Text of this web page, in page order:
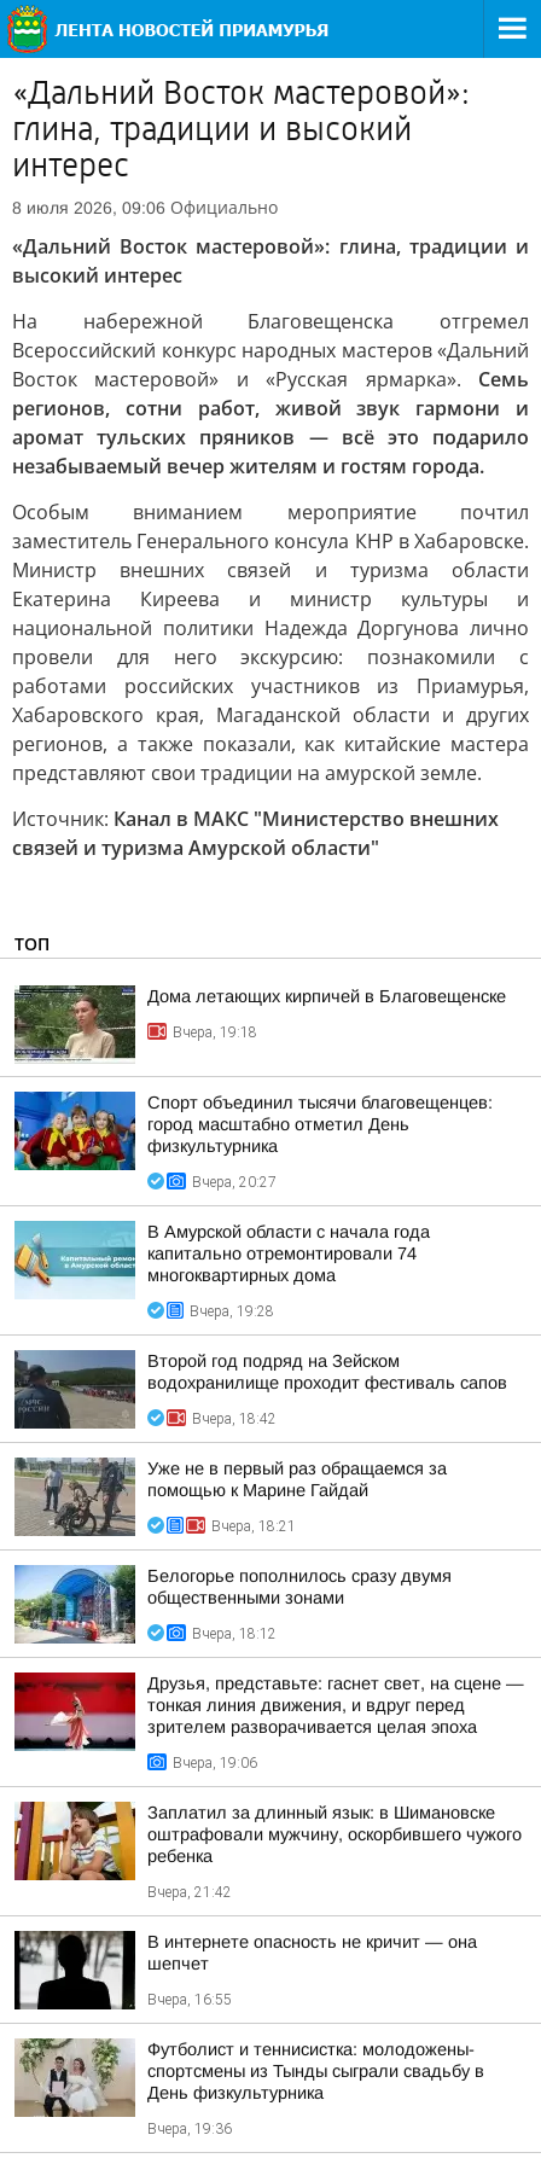
«Дальний Восток мастеровой»:
глина, традиции и высокий
интерес
8 июля 2026, 09:06 Официально
«Дальний Восток мастеровой»: глина, традиции и
высокий интерес
На набережной Благовещенска отгремел
Всероссийский конкурс народных мастеров «Дальний
Восток мастеровой» и «Русская ярмарка». Семь
регионов, сотни работ, живой звук гармони и
аромат тульских пряников — всё это подарило
незабываемый вечер жителям и гостям города.
Особым вниманием мероприятие почтил
заместитель Генерального консула КНР в Хабаровске.
Министр внешних связей и туризма области
Екатерина Киреева и министр культуры и
национальной политики Надежда Доргунова лично
провели для него экскурсию: познакомили с
работами российских участников из Приамурья,
Хабаровского края, Магаданской области и других
регионов, а также показали, как китайские мастера
представляют свои традиции на амурской земле.
Источник: Канал в МАКС "Министерство внешних
связей и туризма Амурской области"
ТОП
Дома летающих кирпичей в Благовещенске
Вчера, 19:18
Спорт объединил тысячи благовещенцев:
город масштабно отметил День
физкультурника
Вчера, 20:27
В Амурской области с начала года
капитально отремонтировали 74
многоквартирных дома
Вчера, 19:28
Второй год подряд на Зейском
водохранилище проходит фестиваль сапов
Вчера, 18:42
Уже не в первый раз обращаемся за
помощью к Марине Гайдай
Вчера, 18:21
Белогорье пополнилось сразу двумя
общественными зонами
Вчера, 18:12
Друзья, представьте: гаснет свет, на сцене —
тонкая линия движения, и вдруг перед
зрителем разворачивается целая эпоха
Вчера, 19:06
Заплатил за длинный язык: в Шимановске
оштрафовали мужчину, оскорбившего чужого
ребенка
Вчера, 21:42
В интернете опасность не кричит — она
шепчет
Вчера, 16:55
Футболист и теннисистка: молодожены-
спортсмены из Тынды сыграли свадьбу в
День физкультурника
Вчера, 19:36